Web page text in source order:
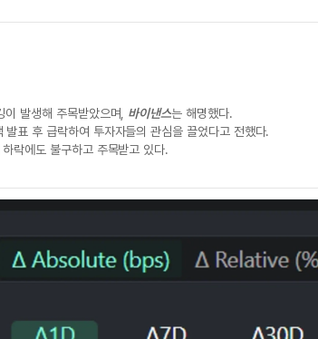
발생해 주목받았으며, 바이낸스는 해명했다.
표 후 급락하여 투자자들의 관심을 끌었다고 전했다.
락에도 불구하고 주목받고 있다.